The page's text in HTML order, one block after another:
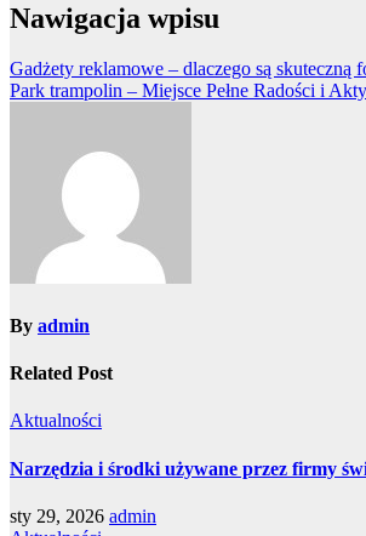
Nawigacja wpisu
Gadżety reklamowe – dlaczego są skuteczną
Park trampolin – Miejsce Pełne Radości i
By admin
Related Post
Aktualności
Narzędzia i środki używane przez firmy
sty 29, 2026 admin